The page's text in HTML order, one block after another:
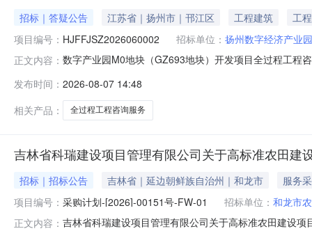
招标｜答疑公告 江苏省｜扬州市｜邗江区 工程建筑
工程
项目编号： HJFFJSZ2026060002 招标单位： 扬州数字经济产业
正文内容： 数字产业园M0地块（GZ693地块）开发项目全过程工程
建设工程造价咨询有限公司建设单位：扬州数字经济产
发布时间： 2026-08-07 14:48
相关产品：
全过程工程咨询服务
吉林省科瑞建设项目管理有限公司关于高标准农田建
招标｜招标公告 吉林省｜延边朝鲜族自治州｜和龙市
服务
项目编号： 采购计划-[2026]-00151号-FW-01 招标单位： 和龙市
正文内容： 吉林省科瑞建设项目管理有限公司关于高标准农田建设